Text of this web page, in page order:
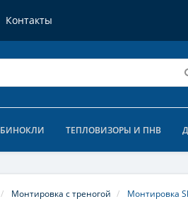
Контакты
БИНОКЛИ ТЕПЛОВИЗОРЫ И ПНВ
Монтировка с треногой Монтировка